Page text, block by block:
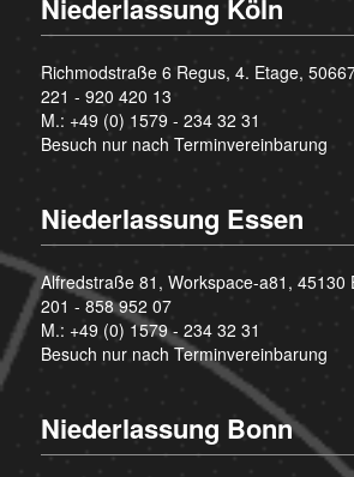
Niederlassung Köln
Richmodstraße 6 Regus, 4. Etage,
221 - 920 420 13
M.: +49 (0) 1579 - 234 32 31
Besuch nur nach Terminvereinbarung
Niederlassung Essen
Alfredstraße 81, Workspace-a81, 45130
201 - 858 952 07
M.: +49 (0) 1579 - 234 32 31
Besuch nur nach Terminvereinbarung
Niederlassung Bonn